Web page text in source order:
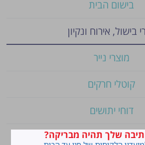
בישום הבית
בישול, אירוח ונקיון
מוצרי נייר
קוטלי חרקים
דוחי יתושים
נייר אפייה מותאם לתבנית נינג’ה
שלך תהיה מבריקה?